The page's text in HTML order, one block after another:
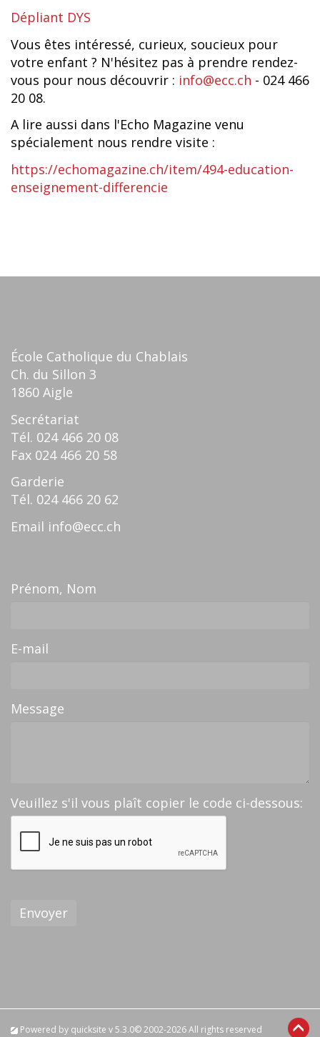
Dépliant DYS
Vous êtes intéressé, curieux, soucieux pour
votre enfant ? N'hésitez pas à prendre rendez-
vous pour nous découvrir : info@ecc.ch - 024 466
20 08.
A lire aussi dans l'Echo Magazine venu
spécialement nous rendre visite :
https://echomagazine.ch/item/494-education-
enseignement-differencie
École Catholique du Chablais
Ch. du Sillon 3
1860 Aigle
Secrétariat
Tél. 024 466 20 08
Fax 024 466 20 58
Garderie
Tél. 024 466 20 62
Email info@ecc.ch
Prénom, Nom
E-mail
Message
Veuillez s'il vous plaît copier le code ci-dessous:
Envoyer
Powered by quicksite v 5.3.0© 2002-2026 All rights reserved